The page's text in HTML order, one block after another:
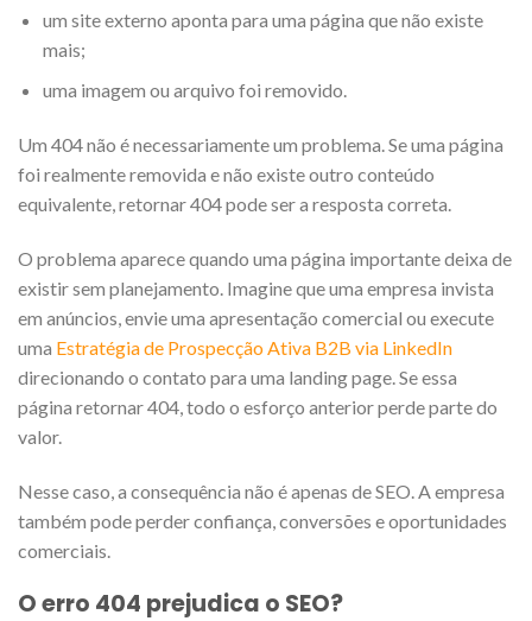
um site externo aponta para uma página que não existe
mais;
uma imagem ou arquivo foi removido.
Um 404 não é necessariamente um problema. Se uma página
foi realmente removida e não existe outro conteúdo
equivalente, retornar 404 pode ser a resposta correta.
O problema aparece quando uma página importante deixa de
existir sem planejamento. Imagine que uma empresa invista
em anúncios, envie uma apresentação comercial ou execute
uma Estratégia de Prospecção Ativa B2B via LinkedIn
direcionando o contato para uma landing page. Se essa
página retornar 404, todo o esforço anterior perde parte do
valor.
Nesse caso, a consequência não é apenas de SEO. A empresa
também pode perder confiança, conversões e oportunidades
comerciais.
O erro 404 prejudica o SEO?